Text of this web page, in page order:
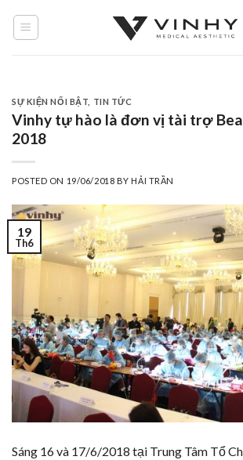
SỰ KIỆN NỔI BẬT TIN TỨC
Vinhy tự hào là đơn vị tài trợ
2018
POSTED ON 19/06/2018 BYHẢI TRẦN
19
Th6
Sáng 16 và 17/6/2018 tại Trung Tâm Tổ